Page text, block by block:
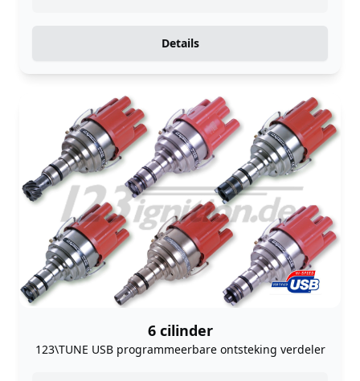
Details
6 cilinder
123\TUNE USB programmeerbare ontsteking verdeler